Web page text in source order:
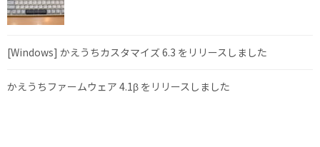
[Windows] かえうちカスタマイズ 6.3 をリリースしました
かえうちファームウェア 4.1β をリリースしました